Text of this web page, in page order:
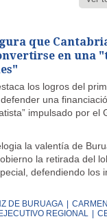
que
en una
los logros del
una
impulsado por el
la valentía de
la retirada del
defendiendo los
DE BURUAGA
CARMEN
REGIONAL